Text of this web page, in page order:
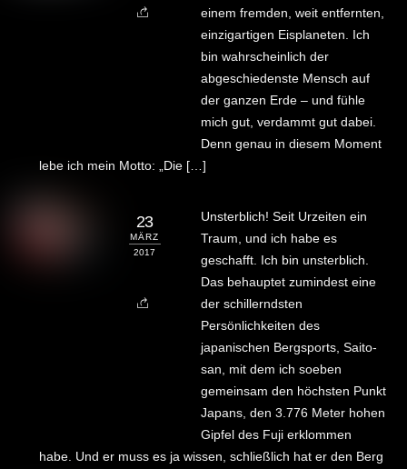
einem fremden, weit entfernten,
einzigartigen Eisplaneten. Ich
bin wahrscheinlich der
abgeschiedenste Mensch auf
der ganzen Erde – und fühle
mich gut, verdammt gut dabei.
Denn genau in diesem Moment
lebe ich mein Motto: „Die […]
23
MÄRZ
2017
Unsterblich! Seit Urzeiten ein
Traum, und ich habe es
geschafft. Ich bin unsterblich.
Das behauptet zumindest eine
der schillerndsten
Persönlichkeiten des
japanischen Bergsports, Saito-
san, mit dem ich soeben
gemeinsam den höchsten Punkt
Japans, den 3.776 Meter hohen
Gipfel des Fuji erklommen
habe. Und er muss es ja wissen, schließlich hat er den Berg